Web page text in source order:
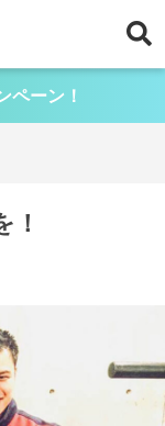
ペーン！
！